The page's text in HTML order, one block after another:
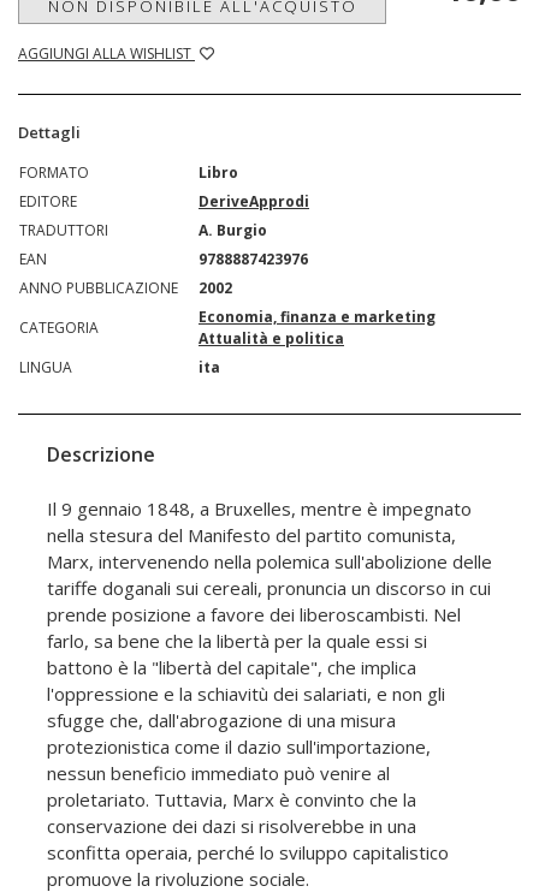
NON DISPONIBILE ALL'ACQUISTO
AGGIUNGI ALLA WISHLIST
Dettagli
FORMATO
Libro
EDITORE
DeriveApprodi
TRADUTTORI
A. Burgio
EAN
9788887423976
ANNO PUBBLICAZIONE
2002
CATEGORIA
Economia, finanza e marketing
Attualità e politica
LINGUA
ita
Descrizione
Il 9 gennaio 1848, a Bruxelles, mentre è impegnato
nella stesura del Manifesto del partito comunista,
Marx, intervenendo nella polemica sull'abolizione delle
tariffe doganali sui cereali, pronuncia un discorso in cui
prende posizione a favore dei liberoscambisti. Nel
farlo, sa bene che la libertà per la quale essi si
battono è la "libertà del capitale", che implica
l'oppressione e la schiavitù dei salariati, e non gli
sfugge che, dall'abrogazione di una misura
protezionistica come il dazio sull'importazione,
nessun beneficio immediato può venire al
proletariato. Tuttavia, Marx è convinto che la
conservazione dei dazi si risolverebbe in una
sconfitta operaia, perché lo sviluppo capitalistico
promuove la rivoluzione sociale.